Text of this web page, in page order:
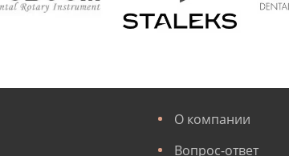
О компании
Вопрос-ответ